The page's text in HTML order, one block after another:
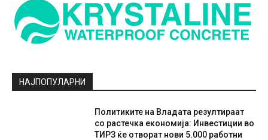
НАЈПОПУЛАРНИ
Политиките на Владата резултираат
со растечка економија: Инвестиции во
ТИРЗ ќе отворат нови 5.000 работни